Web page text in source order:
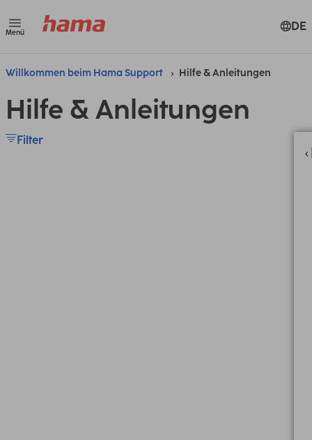
Menü DE
Willkommen beim Hama Support Hilfe & Anleitungen
Hilfe & Anleitungen
Filter